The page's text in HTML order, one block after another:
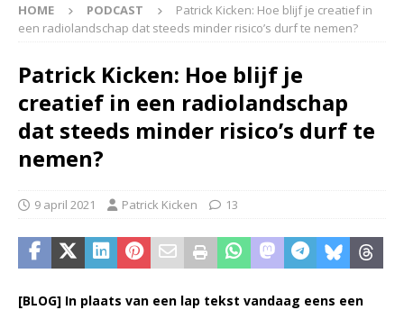
HOME PODCAST
Patrick Kicken: Hoe blijf je creatief in
een radiolandschap dat steeds minder risico’s durf te nemen?
Patrick Kicken: Hoe blijf je
creatief in een radiolandschap
dat steeds minder risico’s durf te
nemen?
9 april 2021 Patrick Kicken 13
[BLOG] In plaats van een lap tekst vandaag eens een